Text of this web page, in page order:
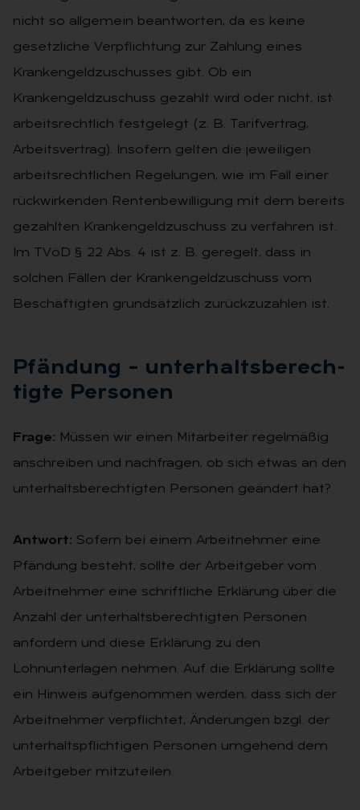
nicht so allgemein beantworten, da es keine
gesetzliche Verpflichtung zur Zahlung eines
Krankengeldzuschusses gibt. Ob ein
Krankengeldzuschuss gezahlt wird oder nicht, ist
arbeitsrechtlich festgelegt (z. B. Tarifvertrag,
Arbeitsvertrag). Insofern gelten die jeweiligen
arbeitsrechtlichen Regelungen, wie im Fall einer
rückwirkenden Rentenbewilligung mit dem bereits
gezahlten Krankengeldzuschuss zu verfahren ist.
Im TVöD § 22 Abs. 4 ist z. B. geregelt, dass in
solchen Fällen der Krankengeldzuschuss vom
Beschäftigten grundsätzlich zurückzuzahlen ist.
Pfän­dung – un­ter­halts­be­rech­
tig­te Per­so­nen
Frage: Müssen wir einen Mitarbeiter regelmäßig
anschreiben und nachfragen, ob sich etwas an den
unterhaltsberechtigten Personen geändert hat?
Antwort: Sofern bei einem Arbeitnehmer eine
Pfändung besteht, sollte der Arbeitgeber vom
Arbeitnehmer eine schriftliche Erklärung über die
Anzahl der unterhaltsberechtigten Personen
anfordern und diese Erklärung zu den
Lohnunterlagen nehmen. Auf die Erklärung sollte
ein Hinweis aufgenommen werden, dass sich der
Arbeitnehmer verpflichtet, Änderungen bzgl. der
unterhaltspflichtigen Personen umgehend dem
Arbeitgeber mitzuteilen.